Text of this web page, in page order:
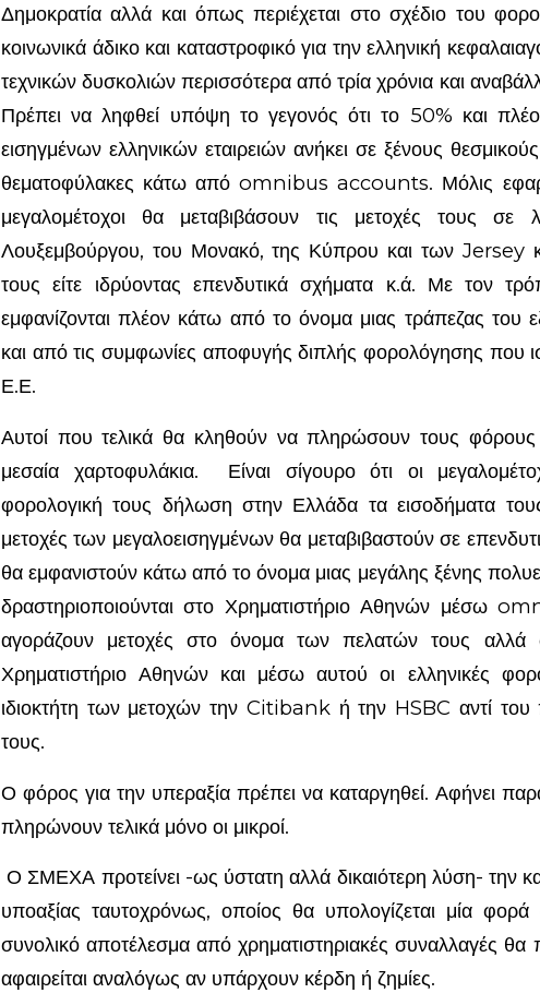
Δημοκρατία αλλά και όπως περιέχεται στο σχέδιο του
κοινωνικά άδικο και καταστροφικό για την ελληνική
τεχνικών δυσκολιών περισσότερα από τρία χρόνια και
Πρέπει να ληφθεί υπόψη το γεγονός ότι το 50% και
εισηγμένων ελληνικών εταιρειών ανήκει σε ξένους
θεματοφύλακες κάτω από omnibus accounts. Μόλις
μεγαλομέτοχοι θα μεταβιβάσουν τις μετοχές τους σε
Λουξεμβούργου, του Μονακό, της Κύπρου και των Jersey
τους είτε ιδρύοντας επενδυτικά σχήματα κ.ά. Με τον
εμφανίζονται πλέον κάτω από το όνομα μιας τράπεζας του
και από τις συμφωνίες αποφυγής διπλής φορολόγησης που
Ε.Ε.
Αυτοί που τελικά θα κληθούν να πληρώσουν τους φόρους
μεσαία χαρτοφυλάκια. Είναι σίγουρο ότι οι
φορολογική τους δήλωση στην Ελλάδα τα εισοδήματα
μετοχές των μεγαλοεισηγμένων θα μεταβιβαστούν σε
θα εμφανιστούν κάτω από το όνομα μιας μεγάλης ξένης
δραστηριοποιούνται στο Χρηματιστήριο Αθηνών μέσω
αγοράζουν μετοχές στο όνομα των πελατών τους
Χρηματιστήριο Αθηνών και μέσω αυτού οι ελληνικές
ιδιοκτήτη των μετοχών την Citibank ή την HSBC αντί του
τους.
Ο φόρος για την υπεραξία πρέπει να καταργηθεί. Αφήνει
πληρώνουν τελικά μόνο οι μικροί.
Ο ΣΜΕΧΑ προτείνει -ως ύστατη αλλά δικαιότερη λύση- την
υποαξίας ταυτοχρόνως, οποίος θα υπολογίζεται μία
συνολικό αποτέλεσμα από χρηματιστηριακές συναλλαγές θα
αφαιρείται αναλόγως αν υπάρχουν κέρδη ή ζημίες.